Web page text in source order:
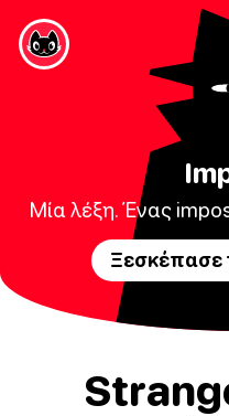
Μία λέξη. Ένας
Ξεσκέπασε